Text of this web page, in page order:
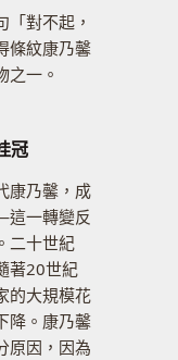
「對不起，
條紋康乃馨
之一。
冠
康乃馨，成
一轉變反
二十世紀
著20世紀
的大規模花
降。康乃馨
原因，因為